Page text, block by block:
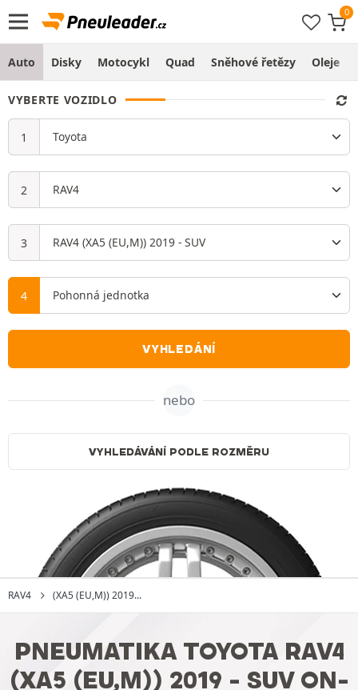
Auto Disky Motocykl Quad Sněhové řetězy Oleje
VYBERTE VOZIDLO
VYHLEDÁNÍ
nebo
VYHLEDÁVÁNÍ PODLE ROZMĚRU
RAV4 (XA5 (EU,M)) 2019...
PNEUMATIKA TOYOTA RAV4
(XA5 (EU,M)) 2019 - SUV ON-